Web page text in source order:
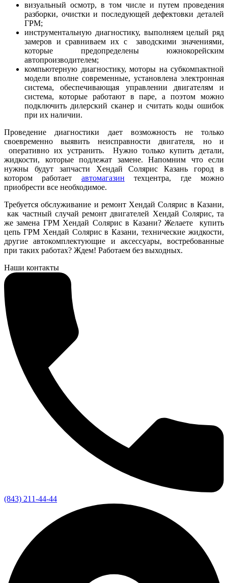
визуальный осмотр, в том числе и путем проведения
разборки, очистки и последующей дефектовки деталей
ГРМ;
инструментальную диагностику, выполняем целый ряд
замеров и сравниваем их с заводскими значениями,
которые предопределены южнокорейским
автопроизводителем;
компьютерную диагностику, моторы на субкомпактной
модели вполне современные, установлена электронная
система, обеспечивающая управлении двигателям и
система, которые работают в паре, а поэтом можно
подключить дилерский сканер и считать коды ошибок
при их наличии.
Проведение диагностики дает возможность не только
своевременно выявить неисправности двигателя, но и
оперативно их устранить. Нужно только купить детали,
жидкости, которые подлежат замене. Напомним что если
нужны будут запчасти Хендай Солярис Казань город в
котором работает автомагазин техцентра, где можно
приобрести все необходимое.
Требуется обслуживание и ремонт Хендай Солярис в Казани,
как частный случай ремонт двигателей Хендай Солярис, та
же замена ГРМ Хендай Солярис в Казани? Желаете купить
цепь ГРМ Хендай Солярис в Казани, технические жидкости,
другие автокомплектующие и аксессуары, востребованные
при таких работах? Ждем! Работаем без выходных.
Наши контакты
(843) 211-44-44